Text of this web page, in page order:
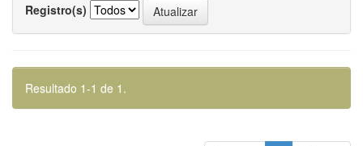
Registro(s)
Resultado 1-1 de 1.